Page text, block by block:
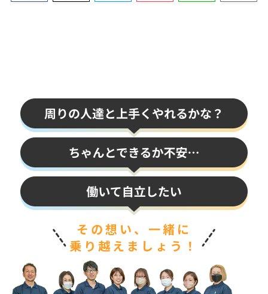
その想い、一緒に
乗り越えましょう！